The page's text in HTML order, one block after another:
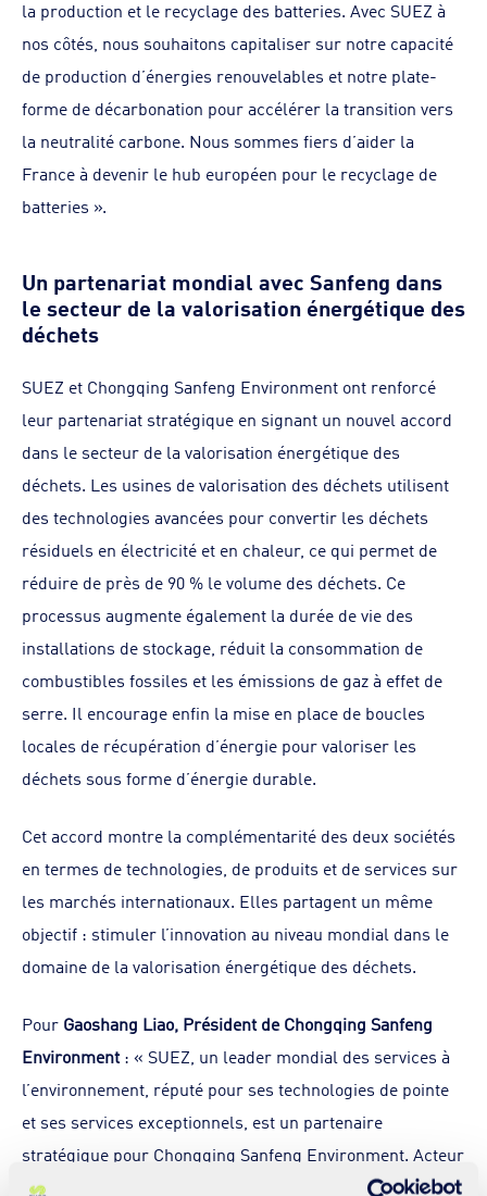
la production et le recyclage des batteries. Avec SUEZ à
nos côtés, nous souhaitons capitaliser sur notre capacité
de production d’énergies renouvelables et notre plate-
forme de décarbonation pour accélérer la transition vers
la neutralité carbone. Nous sommes fiers d’aider la
France à devenir le hub européen pour le recyclage de
batteries ».
Un partenariat mondial avec Sanfeng dans
le secteur de la valorisation énergétique des
déchets
SUEZ et Chongqing Sanfeng Environment ont renforcé
leur partenariat stratégique en signant un nouvel accord
dans le secteur de la valorisation énergétique des
déchets. Les usines de valorisation des déchets utilisent
des technologies avancées pour convertir les déchets
résiduels en électricité et en chaleur, ce qui permet de
réduire de près de 90 % le volume des déchets. Ce
processus augmente également la durée de vie des
installations de stockage, réduit la consommation de
combustibles fossiles et les émissions de gaz à effet de
serre. Il encourage enfin la mise en place de boucles
locales de récupération d’énergie pour valoriser les
déchets sous forme d’énergie durable.
Cet accord montre la complémentarité des deux sociétés
en termes de technologies, de produits et de services sur
les marchés internationaux. Elles partagent un même
objectif : stimuler l’innovation au niveau mondial dans le
domaine de la valorisation énergétique des déchets.
Pour Gaoshang Liao, Président de Chongqing Sanfeng
Environment: « SUEZ, un leader mondial des services à
l’environnement, réputé pour ses technologies de pointe
et ses services exceptionnels, est un partenaire
stratégique pour Chongqing Sanfeng Environment. Acteur
phare du traitement des déchets en Chine, Sanfeng a